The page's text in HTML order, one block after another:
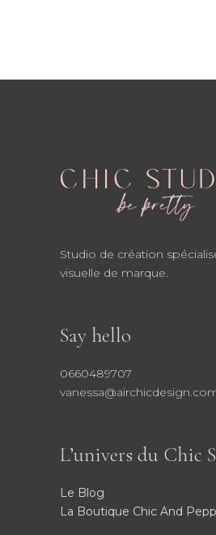
Studio de création
visuelle de marque.
Say hello
0660489707
L’univers du Chic
Le Blog
La Boutique Chic And